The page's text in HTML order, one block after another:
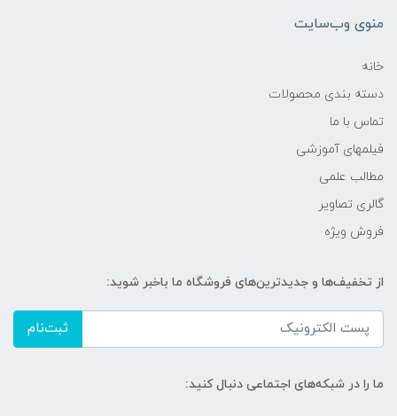
منوی وب‌سایت
خانه
دسته بندی محصولات
تماس با ما
فیلمهای آموزشی
مطالب علمی
گالری تصاویر
فروش ویژه
از تخفیف‌ها و جدیدترین‌های فروشگاه ما باخبر شوید:
ثبت‌نام
ما را در شبکه‌های اجتماعی دنبال کنید: